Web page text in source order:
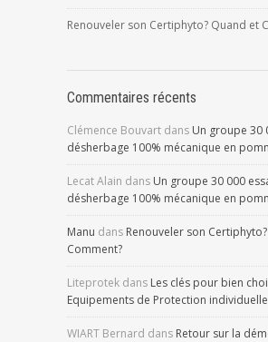
Renouveler son Certiphyto? Quand et
Commentaires récents
Clémence Bouvart dans Un groupe 30
désherbage 100% mécanique en
Lecat Alain dans Un groupe 30 000
désherbage 100% mécanique en
Manu dans Renouveler son
Comment?
Liteprotek dans Les clés pour bien
Equipements de Protection individuelle
WIART Bernard dans Retour sur la